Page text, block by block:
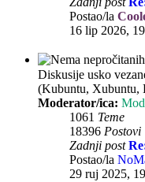
Postao/la
16 lip 2026,
Diskusije usko
(Kubuntu,
Moderator/ica:
1061 Teme
18396 Postovi
Zadnji post
Postao/la
29 ruj 2025,